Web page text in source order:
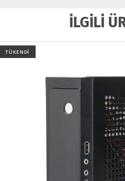
İLGİLİ
TÜKENDİ